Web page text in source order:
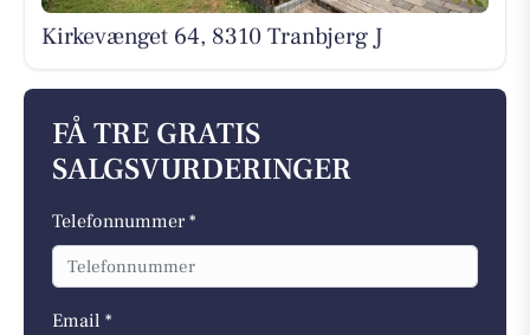
Kirkevænget 64, 8310 Tranbjerg J
FÅ TRE GRATIS
SALGSVURDERINGER
Telefonnummer *
Email *